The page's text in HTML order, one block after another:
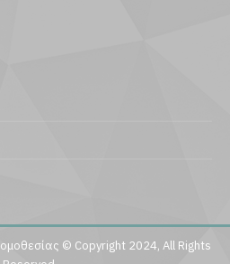
© Copyright 2024, All Rights